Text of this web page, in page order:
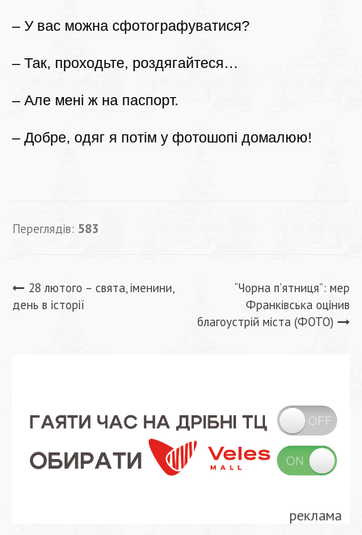
– У вас можна сфотографуватися?
– Так, проходьте, роздягайтеся…
– Але мені ж на паспорт.
– Добре, одяг я потім у фотошопі домалюю!
Переглядів: 583
Навігація
28 лютого – свята, іменини,
день в історії
“Чорна п’ятниця”: мер
Франківська оцінив
благоустрій міста (ФОТО)